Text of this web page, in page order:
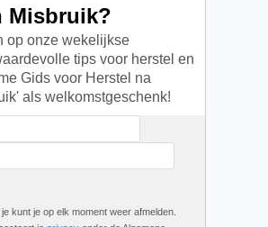
Misbruik?
op onze wekelijkse
tips voor herstel en
Gids voor Herstel na
als welkomstgeschenk!
kunt je op elk moment weer afmelden.